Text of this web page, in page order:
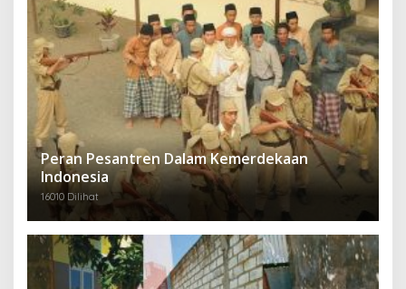
Peran Pesantren Dalam Kemerdekaan
Indonesia
16010 Dilihat